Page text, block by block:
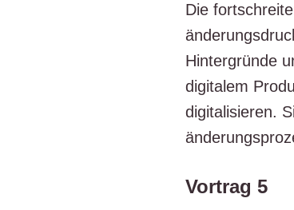
Die
Hin­ter­grün­de
digi­ta­lem
digi­ta­li­sie­ren.
Vortrag 5